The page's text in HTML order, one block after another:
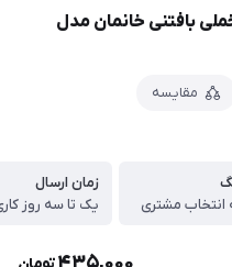
بافتنی خانمان مدل
مقایسه
انتخاب مشتری
زمان ارسال
یک تا سه روز